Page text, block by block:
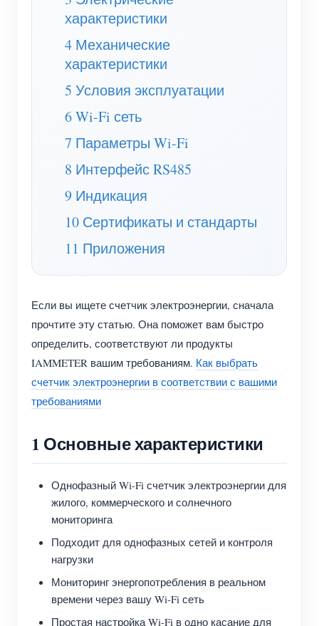
(WEM3050T)
IAMMETER Cloud Pro
Сервис самостоятельного размещения
Зарядное устройство EV
Симулятор IAMMETER
Виртуальный счетчик
Система прогнозирования и моделирования
энергии
Приложения
Монитор потребления электроэнергии
Система управления PV-нагревателем
Домашняя автоматизация
Мониторинг энергии на предприятии
Ресурсы
Быстрый старт продукта
Документация
Обучающее видео
Новости
Сообщество
Программа участников
Центр участников
Форум
App Store
Обзор сайта
Контакты
характеристики
4 Механические
характеристики
5 Условия эксплуатации
6 Wi-Fi сеть
7 Параметры Wi-Fi
8 Интерфейс RS485
9 Индикация
10 Сертификаты и стандарты
11 Приложения
Если вы ищете счетчик электроэнергии, сначала
прочтите эту статью. Она поможет вам быстро
определить, соответствуют ли продукты
IAMMETER вашим требованиям. Как выбрать
счетчик электроэнергии в соответствии с вашими
требованиями
1 Основные характеристики
Однофазный Wi-Fi счетчик электроэнергии для
жилого, коммерческого и солнечного
мониторинга
Подходит для однофазных сетей и контроля
нагрузки
Мониторинг энергопотребления в реальном
времени через вашу Wi-Fi сеть
Простая настройка Wi-Fi в одно касание для